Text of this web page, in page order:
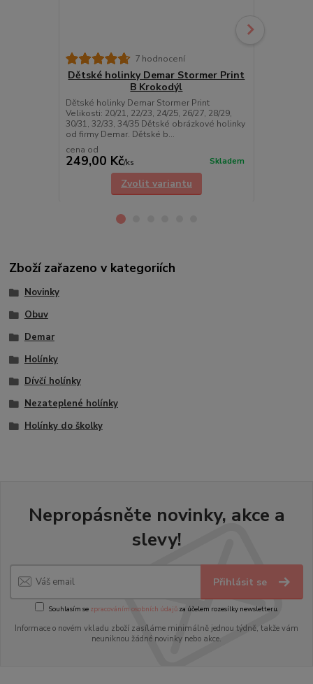
7 hodnocení
Dětské holinky Demar Stormer Print
B Krokodýl
Dětské holinky Demar Stormer Print
Velikosti: 20/21, 22/23, 24/25, 26/27, 28/29,
30/31, 32/33, 34/35 Dětské obrázkové holinky
od firmy Demar. Dětské b...
cena od
249,00 Kč/ks Skladem
Zvolit variantu
Zboží zařazeno v kategoriích
Novinky
Obuv
Demar
Holínky
Dívčí holínky
Nezateplené holínky
Holínky do školky
Nepropásněte novinky, akce a
slevy!
Přihlásit se
Souhlasím se zpracováním osobních údajůza účelem rozesílky newsletteru.
Informace o novém vkladu zboží zasíláme minimálně jednou týdně, takže vám
neuniknou žádné novinky nebo akce.